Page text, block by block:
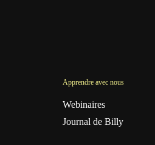
Apprendre avec nous
Webinaires
Journal de Billy